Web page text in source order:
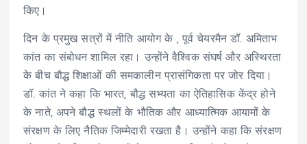
किए।
दिन के प्रमुख सत्रों में नीति आयोग के , पूर्व चेयरमैन डॉ. अमिताभ
कांत का संबोधन शामिल रहा। उन्होंने वैश्विक संघर्ष और अस्थिरता
के बीच बौद्ध शिक्षाओं की समकालीन प्रासंगिकता पर जोर दिया।
डॉ. कांत ने कहा कि भारत, बौद्ध सभ्यता का ऐतिहासिक केंद्र होने
के नाते, अपने बौद्ध स्थलों के भौतिक और आध्यात्मिक आयामों के
संरक्षण के लिए नैतिक जिम्मेदारी रखता है। उन्होंने कहा कि संरक्षण